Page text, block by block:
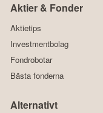
Aktier & Fonder
Aktietips
Investmentbolag
Fondrobotar
Bästa fonderna
Alternativt